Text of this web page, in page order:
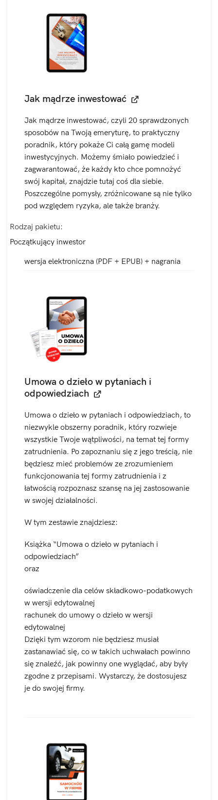
Jak mądrze inwestować
Jak mądrze inwestować, czyli 20 sprawdzonych
sposobów na Twoją emeryturę, to praktyczny
poradnik, który pokaże Ci całą gamę modeli
inwestycyjnych. Możemy śmiało powiedzieć i
zagwarantować, że każdy kto chce pomnożyć
swój kapitał, znajdzie tutaj coś dla siebie.
Poszczególne pomysły, zróżnicowane są nie tylko
pod względem ryzyka, ale także branży.
Rodzaj pakietu
Początkujący inwestor
wersja elektroniczna (PDF + EPUB) + nagrania
Umowa o dzieło w pytaniach i
odpowiedziach
Umowa o dzieło w pytaniach i odpowiedziach, to
niezwykle obszerny poradnik, który rozwieje
wszystkie Twoje wątpliwości, na temat tej formy
zatrudnienia. Po zapoznaniu się z jego treścią, nie
będziesz mieć problemów ze zrozumieniem
funkcjonowania tej formy zatrudnienia i z
łatwością rozpoznasz szansę na jej zastosowanie
w swojej działalności.
W tym zestawie znajdziesz:
Książka “Umowa o dzieło w pytaniach i
odpowiedziach”
oraz
oświadczenie dla celów składkowo-podatkowych
w wersji edytowalnej
rachunek do umowy o dzieło w wersji
edytowalnej
Dzięki tym wzorom nie będziesz musiał
zastanawiać się, co w takich uchwałach powinno
się znaleźć, jak powinny one wyglądać, aby były
zgodne z przepisami. Wystarczy, że dostosujesz
je do swojej firmy.